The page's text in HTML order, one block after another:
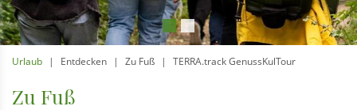
Urlaub Entdecken Zu Fuß TERRA.track GenussKulTour
Zu Fuß